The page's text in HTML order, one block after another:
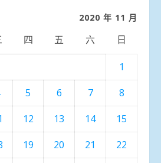
2020 年 11 月
四 五 六 日
1
5 6 7
8
12 13 14
15
19 20 21
22